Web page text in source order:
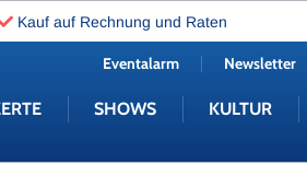
Kauf auf Rechnung und Raten
SHOWS KULTUR
Eventalarm Newsletter